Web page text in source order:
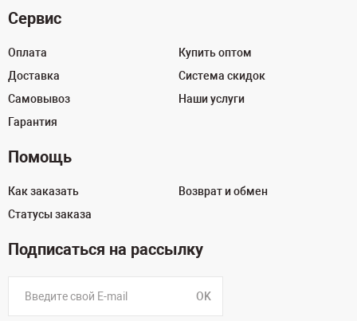
Сервис
Оплата
Доставка
Самовывоз
Гарантия
Купить оптом
Система скидок
Наши услуги
Помощь
Как заказать
Статусы заказа
Возврат и обмен
Подписаться на рассылку
OK